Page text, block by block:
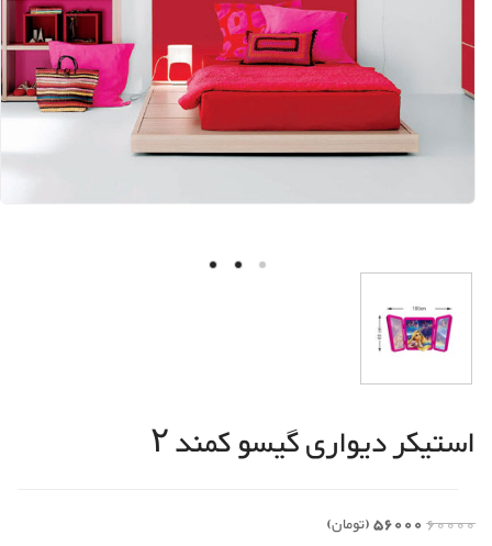
استیکر دیواری گیسو کمند ۲
60000
56000(تومان)